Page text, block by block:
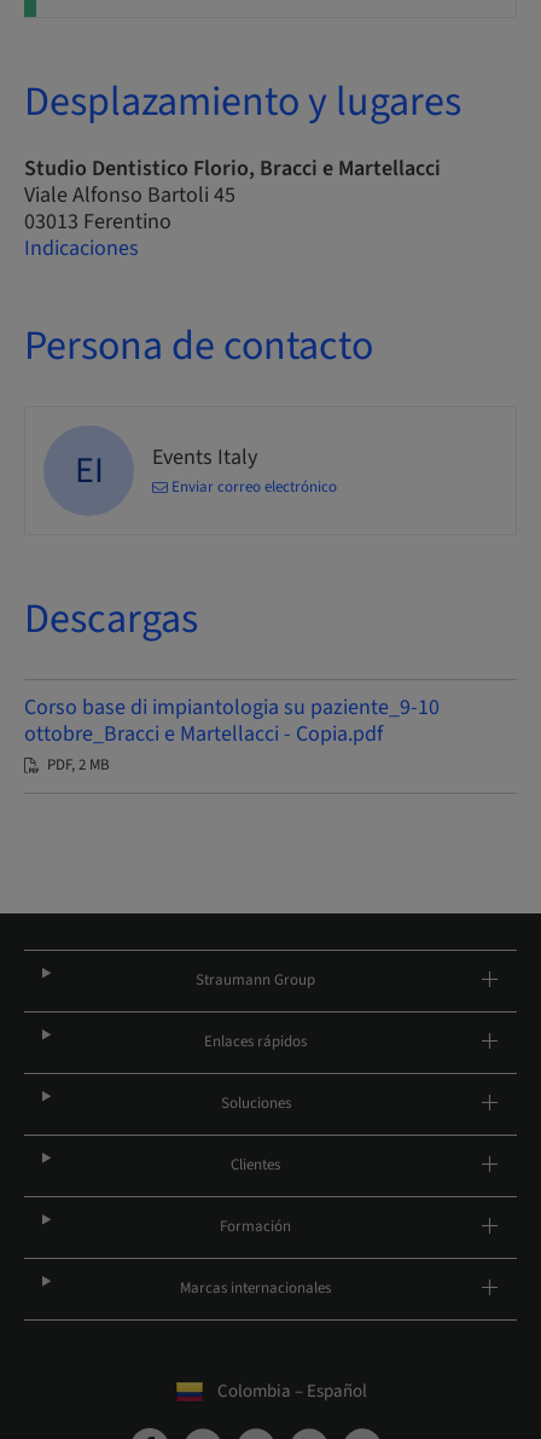
Desplazamiento y lugares
Studio Dentistico Florio, Bracci e Martellacci
Viale Alfonso Bartoli 45
03013 Ferentino
Indicaciones
Persona de contacto
EI Events Italy
Enviar correo electrónico
Descargas
Corso base di impiantologia su paziente_9-10
ottobre_Bracci e Martellacci - Copia.pdf
PDF, 2 MB
Straumann Group
Enlaces rápidos
Soluciones
Clientes
Formación
Marcas internacionales
Colombia – Español